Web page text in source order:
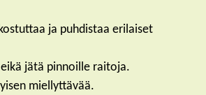
ja puhdistaa erilaiset
jätä pinnoille raitoja.
miellyttävää.